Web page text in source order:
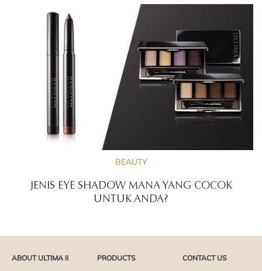
BEAUTY
JENIS EYE SHADOW MANA YANG COCOK
UNTUK ANDA?
ABOUT ULTIMA II PRODUCTS CONTACT US